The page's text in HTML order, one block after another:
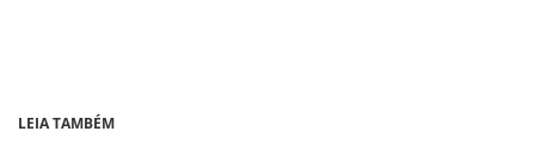
LEIA TAMBÉM